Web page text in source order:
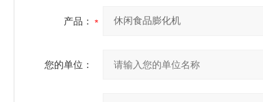
产品：
您的单位：